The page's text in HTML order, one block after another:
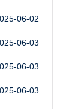
06-02
06-03
06-03
06-03